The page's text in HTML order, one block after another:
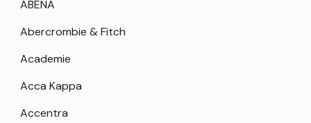
ABENA
Abercrombie & Fitch
Academie
Acca Kappa
Accentra